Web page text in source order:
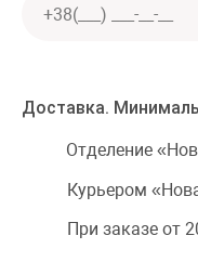
Доставка.
Отделение
Курьером
При заказе от